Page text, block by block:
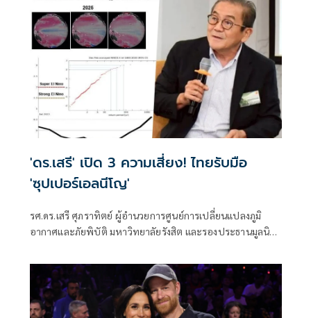
'ดร.เสรี' เปิด 3 ความเสี่ยง! ไทยรับมือ
'ซุปเปอร์เอลนีโญ'
รศ.ดร.เสรี ศุภราทิตย์ ผู้อำนวยการศูนย์การเปลี่ยนแปลงภูมิ
อากาศและภัยพิบัติ มหาวิทยาลัยรังสิต และรองประธานมูลนิธิ
หรือซุปเปอร์เอลนีโญ จงเรียนรู้เพื่อเตรียมพร้อมรับมือ"